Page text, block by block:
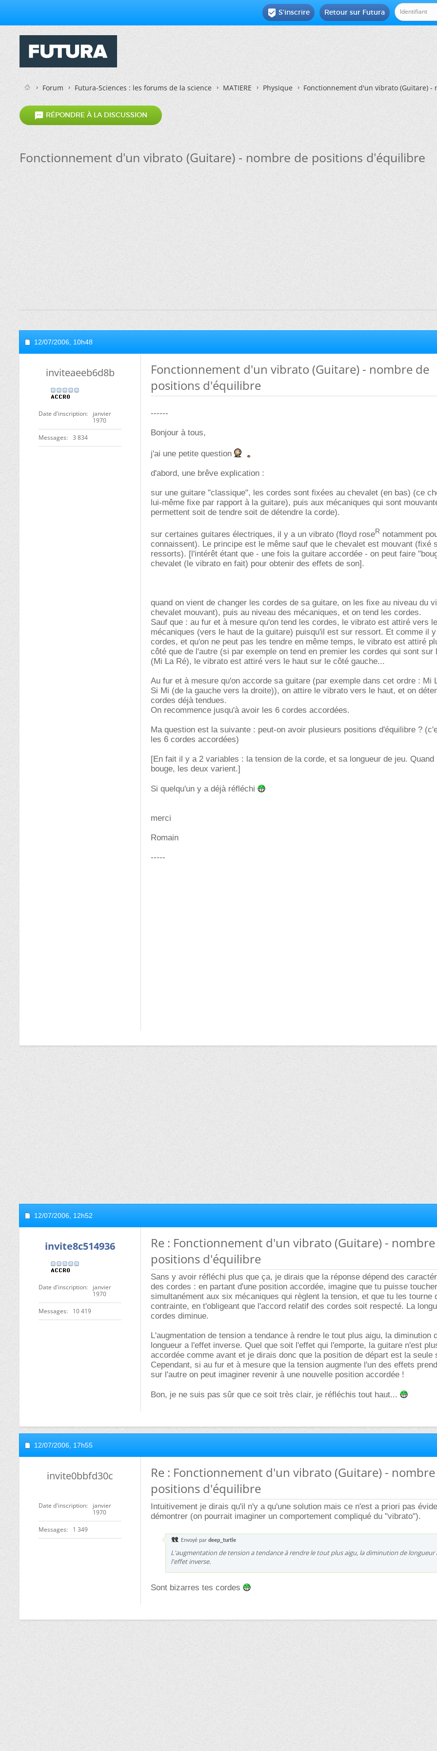
Retour sur Futura
 S'inscrire
Forum Futura-Sciences : les forums de la science MATIERE Physique Fonctionnement d'un vibrato (Guitare)
 RÉPONDRE À LA DISCUSSION
Fonctionnement d'un vibrato (Guitare) - nombre de positions d'équilibre
12/07/2006, 10h48
inviteaeeb6d8b
Date d'inscription
janvier
1970
Messages 3 834
Fonctionnement d'un vibrato (Guitare) - nombre de
positions d'équilibre
------
Bonjour à tous,
j'ai une petite question
d'abord, une brêve explication :
sur une guitare "classique", les cordes sont fixées au chevalet (en bas) (ce
lui-même fixe par rapport à la guitare), puis aux mécaniques qui sont
permettent soit de tendre soit de détendre la corde).
sur certaines guitares électriques, il y a un vibrato (floyd roseR notamment
connaissent). Le principe est le même sauf que le chevalet est mouvant (fixé
ressorts). [l'intérêt étant que - une fois la guitare accordée - on peut faire
chevalet (le vibrato en fait) pour obtenir des effets de son].
quand on vient de changer les cordes de sa guitare, on les fixe au niveau du
chevalet mouvant), puis au niveau des mécaniques, et on tend les cordes.
Sauf que : au fur et à mesure qu'on tend les cordes, le vibrato est attiré vers
mécaniques (vers le haut de la guitare) puisqu'il est sur ressort. Et comme il
cordes, et qu'on ne peut pas les tendre en même temps, le vibrato est attiré
côté que de l'autre (si par exemple on tend en premier les cordes qui sont sur
(Mi La Ré), le vibrato est attiré vers le haut sur le côté gauche...
Au fur et à mesure qu'on accorde sa guitare (par exemple dans cet ordre : Mi
Si Mi (de la gauche vers la droite)), on attire le vibrato vers le haut, et on
cordes déjà tendues.
On recommence jusqu'à avoir les 6 cordes accordées.
Ma question est la suivante : peut-on avoir plusieurs positions d'équilibre ?
les 6 cordes accordées)
[En fait il y a 2 variables : la tension de la corde, et sa longueur de jeu. Quand
bouge, les deux varient.]
Si quelqu'un y a déjà réfléchi
merci
Romain
-----
12/07/2006, 12h52
invite8c514936
Date d'inscription
janvier
1970
Messages 10 419
Re : Fonctionnement d'un vibrato (Guitare) -
positions d'équilibre
Sans y avoir réfléchi plus que ça, je dirais que la réponse dépend des
des cordes : en partant d'une position accordée, imagine que tu puisse toucher
simultanément aux six mécaniques qui règlent la tension, et que tu les tourne
contrainte, en t'obligeant que l'accord relatif des cordes soit respecté. La
cordes diminue.
L'augmentation de tension a tendance à rendre le tout plus aigu, la diminution
longueur a l'effet inverse. Quel que soit l'effet qui l'emporte, la guitare n'est
accordée comme avant et je dirais donc que la position de départ est la seule
Cependant, si au fur et à mesure que la tension augmente l'un des effets
sur l'autre on peut imaginer revenir à une nouvelle position accordée !
Bon, je ne suis pas sûr que ce soit très clair, je réfléchis tout haut...
12/07/2006, 17h55
invite0bbfd30c
Date d'inscription
janvier
1970
Messages 1 349
Re : Fonctionnement d'un vibrato (Guitare) -
positions d'équilibre
Intuitivement je dirais qu'il n'y a qu'une solution mais ce n'est a priori pas
démontrer (on pourrait imaginer un comportement compliqué du "vibrato").
Envoyé par deep_turtle
L'augmentation de tension a tendance à rendre le tout plus aigu, la diminution de longueur
l'effet inverse.
Sont bizarres tes cordes